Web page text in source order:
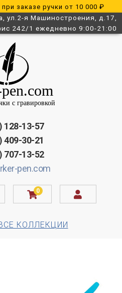
заказе ручки от 10 000 ₽
ул.2-я Машиностроения, д.17,
242/1 ежедневно 9:00-21:00
128-13-57
409-30-21
707-13-52
pen.com
0
КОЛЛЕКЦИИ